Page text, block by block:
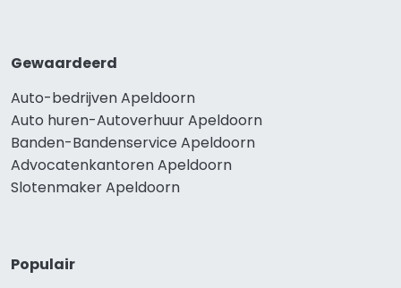
Gewaardeerd
Auto-bedrijven Apeldoorn
Auto huren-Autoverhuur Apeldoorn
Banden-Bandenservice Apeldoorn
Advocatenkantoren Apeldoorn
Slotenmaker Apeldoorn
Populair